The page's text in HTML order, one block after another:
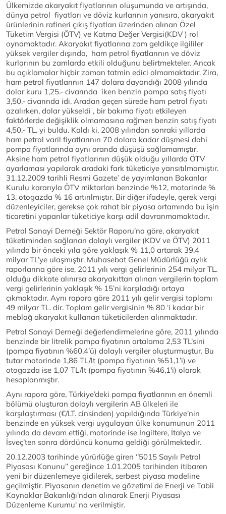
Ülkemizde akaryakıt fiyatlarının oluşumunda ve artışında,
dünya petrol fiyatları ve döviz kurlarının yanısıra, akaryakıt
ürünlerinin rafineri çıkış fiyatları üzerinden alınan Özel
Tüketim Vergisi (ÖTV) ve Katma Değer Vergisi(KDV ) rol
oynamaktadır. Akaryakıt fiyatlarına zam geldikçe ilgililer
yüksek vergiler dışında, ham petrol fiyatlarının ve döviz
kurlarının bu zamlarda etkili olduğunu belirtmekteler. Ancak
bu açıklamalar hiçbir zaman tatmin edici olmamaktadır. Zira,
ham petrol fiyatlarının 147 dolara dayandığı 2008 yılında
dolar kuru 1,25.- civarında iken benzin pompa satış fiyatı
3,50.- civarında idi. Aradan geçen sürede ham petrol fiyatı
azalırken, dolar yükseldi , bir bakıma fiyatı etkileyen
faktörlerde değişiklik olmamasına rağmen benzin satış fiyatı
4,50.- TL. yi buldu. Kaldı ki, 2008 yılından sonraki yıllarda
ham petrol varil fiyatlarının 70 dolara kadar düşmesi dahi
pompa fiyatlarında aynı oranda düşüşü sağlamamıştır.
Aksine ham petrol fiyatlarının düşük olduğu yıllarda ÖTV
ayarlaması yapılarak aradaki fark tüketiciye yansıtılmamıştır.
31.12.2009 tarihli Resmi Gazete’ de yayımlanan Bakanlar
Kurulu kararıyla ÖTV miktarları benzinde %12, motorinde %
13, otogazda % 16 artırılmıştır. Bir diğer ifadeyle, gerek vergi
düzenleyiciler, gerekse çok rahat bir piyasa ortamında bu işin
ticaretini yapanlar tüketiciye karşı adil davranmamaktadır.
Petrol Sanayi Derneği Sektör Raporu’na göre, akaryakıt
tüketiminden sağlanan dolaylı vergiler (KDV ve ÖTV) 2011
yılında bir önceki yıla göre yaklaşık % 11,0 artarak 39,4
milyar TL’ye ulaşmıştır. Muhasebat Genel Müdürlüğü aylık
raporlarına göre ise, 2011 yılı vergi gelirlerinin 254 milyar TL.
olduğu dikkate alınırsa akaryakıttan alınan vergilerin toplam
vergi gelirlerinin yaklaşık % 15’ni karşıladığı ortaya
çıkmaktadır. Aynı rapora göre 2011 yılı gelir vergisi toplamı
49 milyar TL. dir. Toplam gelir vergisinin % 80 ‘i kadar bir
meblağ akaryakıt kullanan tüketicilerden alınmaktadır.
Petrol Sanayi Derneği değerlendirmelerine göre, 2011 yılında
benzinde bir litrelik pompa fiyatının ortalama 2,53 TL’sini
(pompa fiyatının %60,4’ü) dolaylı vergiler oluşturmuştur. Bu
tutar motorinde 1,86 TL/lt (pompa fiyatının %51,1’i) ve
otogazda ise 1,07 TL/lt (pompa fiyatının %46,1'i) olarak
hesaplanmıştır.
Aynı rapora göre, Türkiye’deki pompa fiyatlarının en önemli
bölümü oluşturan dolaylı vergilerin AB ülkeleri ile
karşılaştırması (€/LT. cinsinden) yapıldığında Türkiye’nin
benzinde en yüksek vergi uygulayan ülke konumunun 2011
yılında da devam ettiği, motorinde ise İngiltere, İtalya ve
İsveç’ten sonra dördüncü konuma geldiği görülmektedir.
20.12.2003 tarihinde yürürlüğe giren ‘’5015 Sayılı Petrol
Piyasası Kanunu’’ gereğince 1.01.2005 tarihinden itibaren
yeni bir düzenlemeye gidilerek, serbest piyasa modeline
geçilmiştir. Piyasanın denetim ve gözetimi de Enerji ve Tabii
Kaynaklar Bakanlığı'ndan alınarak Enerji Piyasası
Düzenleme Kurumu' na verilmiştir.